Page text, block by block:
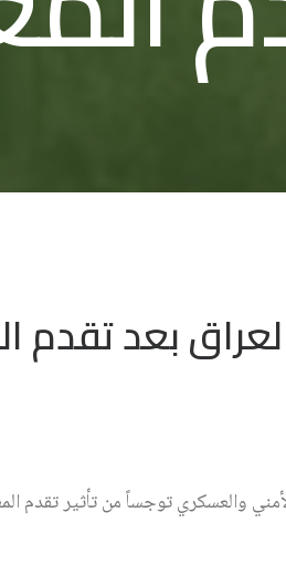
بعد تقدم
والعسكري توجساً من تأثير تقدم